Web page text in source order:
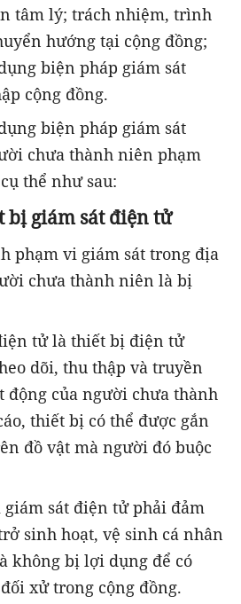
tâm lý; trách nhiệm, trình
hướng tại cộng đồng;
biện pháp giám sát
cộng đồng.
biện pháp giám sát
chưa thành niên phạm
thể như sau:
bị giám sát điện tử
phạm vi giám sát trong địa
chưa thành niên là bị
tử là thiết bị điện tử
dõi, thu thập và truyền
động của người chưa thành
thiết bị có thể được gắn
đồ vật mà người đó buộc
sát điện tử phải đảm
sinh hoạt, vệ sinh cá nhân
không bị lợi dụng để có
xử trong cộng đồng.